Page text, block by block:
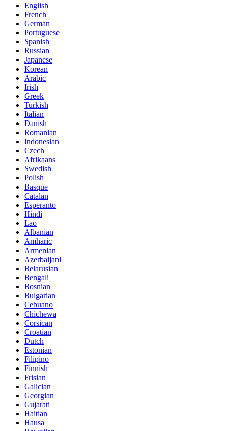
English
French
German
Portuguese
Spanish
Russian
Japanese
Korean
Arabic
Irish
Greek
Turkish
Italian
Danish
Romanian
Indonesian
Czech
Afrikaans
Swedish
Polish
Basque
Catalan
Esperanto
Hindi
Lao
Albanian
Amharic
Armenian
Azerbaijani
Belarusian
Bengali
Bosnian
Bulgarian
Cebuano
Chichewa
Corsican
Croatian
Dutch
Estonian
Filipino
Finnish
Frisian
Galician
Georgian
Gujarati
Haitian
Hausa